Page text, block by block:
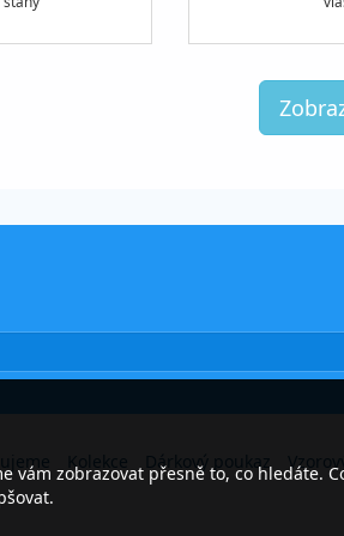
Kolekce Dárkový poukaz
vám zobrazovat přesně to, co hledáte.